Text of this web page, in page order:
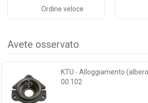
Ordine veloce
Avete osservato
KTU - Alloggiamento
00.102